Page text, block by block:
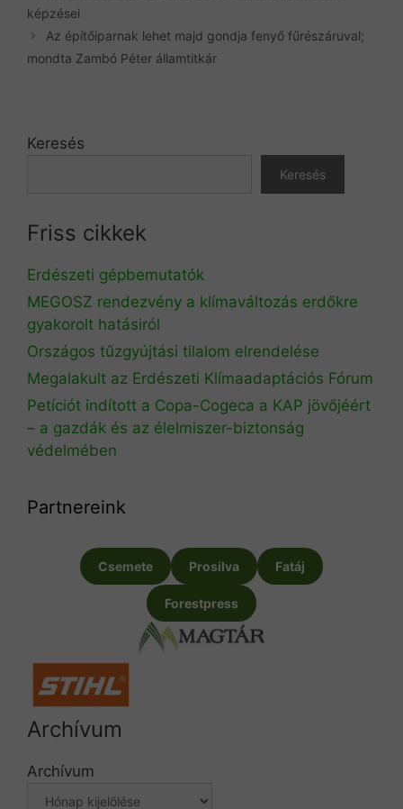
képzései
Az építőiparnak lehet majd gondja fenyő fűrészáruval;
mondta Zambó Péter államtitkár
Keresés
Keresés
Friss cikkek
Erdészeti gépbemutatók
MEGOSZ rendezvény a klímaváltozás erdőkre
gyakorolt hatásiról
Országos tűzgyújtási tilalom elrendelése
Megalakult az Erdészeti Klímaadaptációs Fórum
Petíciót indított a Copa-Cogeca a KAP jövőjéért
– a gazdák és az élelmiszer-biztonság
védelmében
Partnereink
Csemete Prosilva Fatáj
Forestpress
Archívum
Archívum